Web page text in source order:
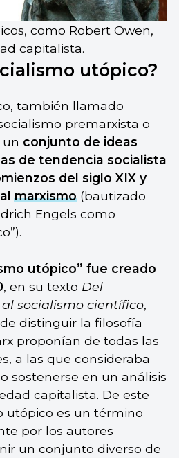
como Robert Owen,
capitalista.
utópico?
también llamado
premarxista o
un conjunto de ideas
de tendencia socialista
del siglo XIX y
almarxismo(bautizado
Engels como
utópico” fue creado
, en su texto Del
socialismo científico,
distinguir la filosofía
proponían de todas las
a las que consideraba
sostenerse en un análisis
capitalista. De este
utópico es un término
por los autores
un conjunto diverso de